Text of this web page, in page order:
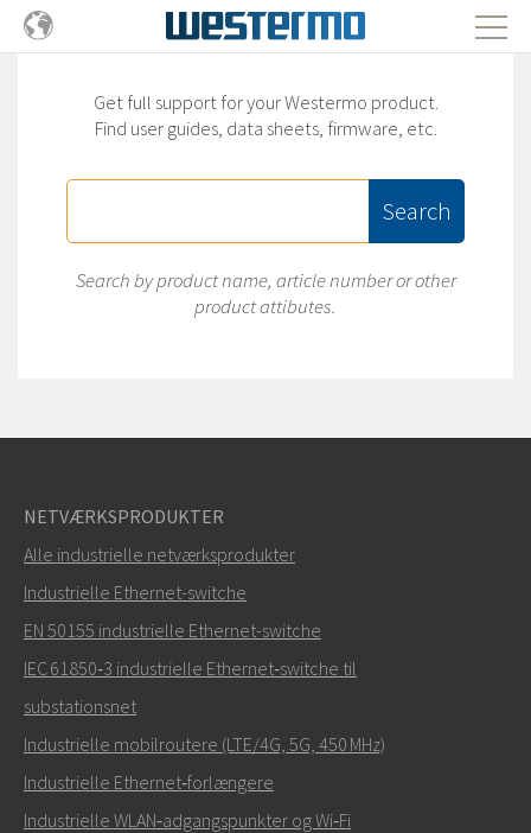
Get full support for your Westermo product.
Find user guides, data sheets, firmware, etc.
Search
Search by product name, article number or other
product attibutes.
NETVÆRKSPRODUKTER
Alle industrielle netværksprodukter
Industrielle Ethernet-switche
EN 50155 industrielle Ethernet-switche
IEC 61850‑3 industrielle Ethernet‑switche til
substationsnet
Industrielle mobilroutere (LTE/4G, 5G, 450 MHz)
Industrielle Ethernet‑forlængere
Industrielle WLAN‑adgangspunkter og Wi‑Fi